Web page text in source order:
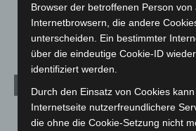
Veranstaltungen
Welt
Archiv
August 2026 (14)
Browser der betroffenen Person von
Internetbrowsern, die andere
unterscheiden. Ein bestimmter
über die eindeutige Cookie-ID
identifiziert werden.
Durch den Einsatz von Cookies
Internetseite nutzerfreundlichere
die ohne die Cookie-Setzung nicht